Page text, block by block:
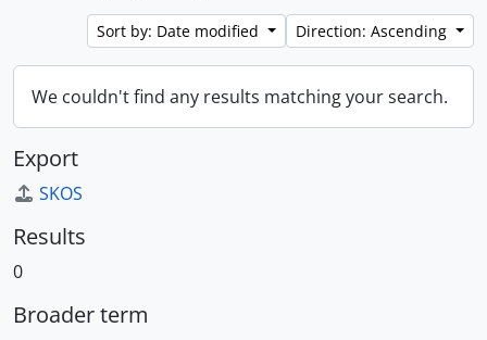
Sort by: Date modified Direction: Ascending
We couldn't find any results matching your search.
Export
SKOS
Results
0
Broader term